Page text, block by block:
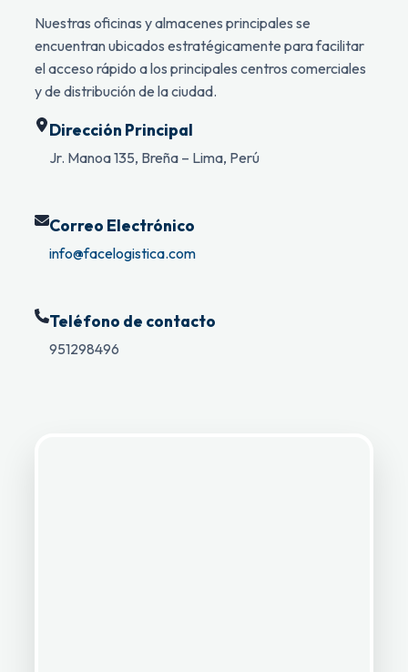
Nuestras oficinas y almacenes principales se
encuentran ubicados estratégicamente para facilitar
el acceso rápido a los principales centros comerciales
y de distribución de la ciudad.
Dirección Principal
Jr. Manoa 135, Breña – Lima, Perú
Correo Electrónico
info@facelogistica.com
Teléfono de contacto
951298496